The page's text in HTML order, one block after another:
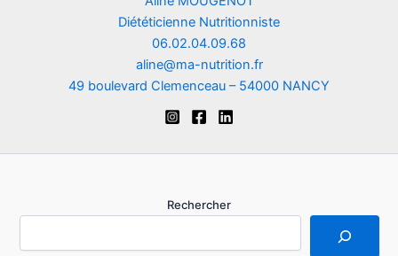
Diététicienne Nutritionniste
06.02.04.09.68
aline@ma-nutrition.fr
49 boulevard Clemenceau – 54000 NANCY
Rechercher